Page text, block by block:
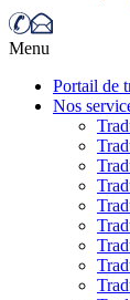
Menu
Portail de
Nos